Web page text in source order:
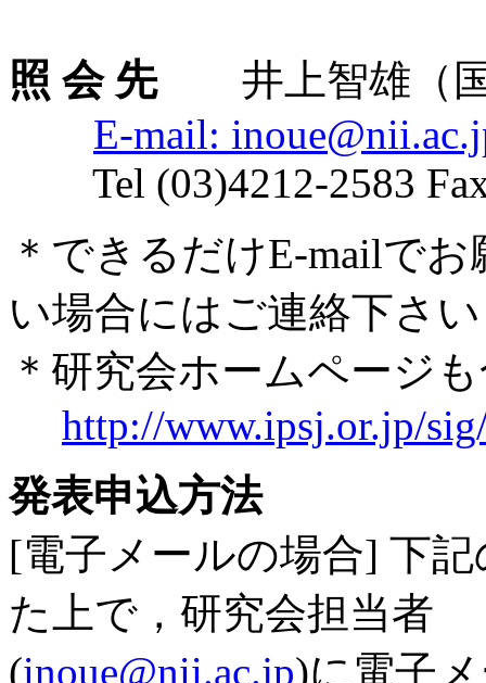
照 会 先井上智雄（国
E-mail:
Tel (03)4212-2583 Fax
＊できるだけE-mailで
い場合にはご連絡下さ
＊研究会ホームページ
http://www.ipsj.or.jp/
発表申込方法
[電子メールの場合] 下
た上で，研究会担当者
(inoue@nii.ac.jp)に電子